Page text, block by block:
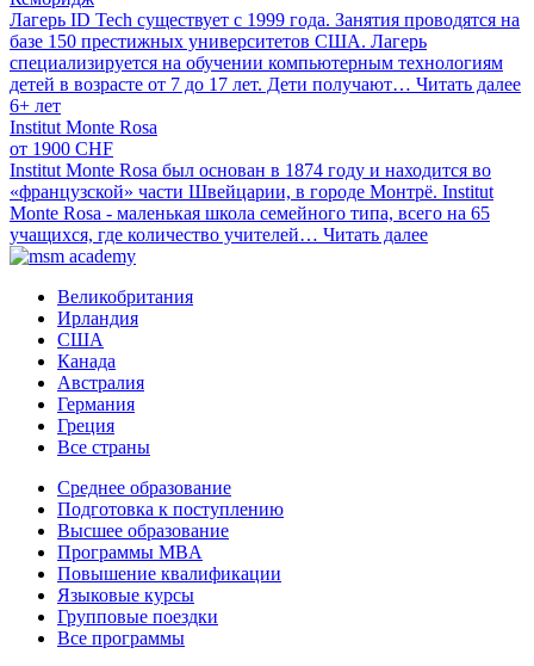
Лагерь ID Tech существует с 1999 года. Занятия проводятся на
базе 150 престижных университетов США. Лагерь
специализируется на обучении компьютерным технологиям
детей в возрасте от 7 до 17 лет. Дети получают… Читать далее
6+ лет
Institut Monte Rosa
от 1900 CHF
Institut Monte Rosa был основан в 1874 году и находится во
«французской» части Швейцарии, в городе Монтрё. Institut
Monte Rosa - маленькая школа семейного типа, всего на 65
учащихся, где количество учителей… Читать далее
Великобритания
Ирландия
США
Канада
Австралия
Германия
Греция
Все страны
Среднее образование
Подготовка к поступлению
Высшее образование
Программы MBA
Повышение квалификации
Языковые курсы
Групповые поездки
Все программы